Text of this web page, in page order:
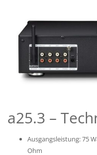
a25.3 –
Ausgangsleistung: 75
Ohm